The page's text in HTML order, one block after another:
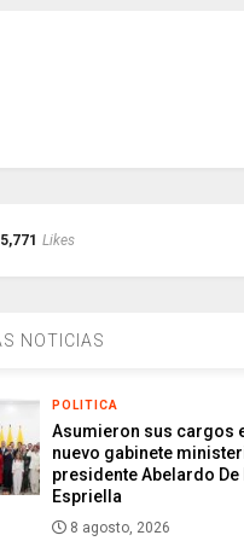
5,771 Likes
NOTICIAS
POLITICA
Asumieron sus cargos
nuevo gabinete
presidente Abelardo De
Espriella
8 agosto, 2026